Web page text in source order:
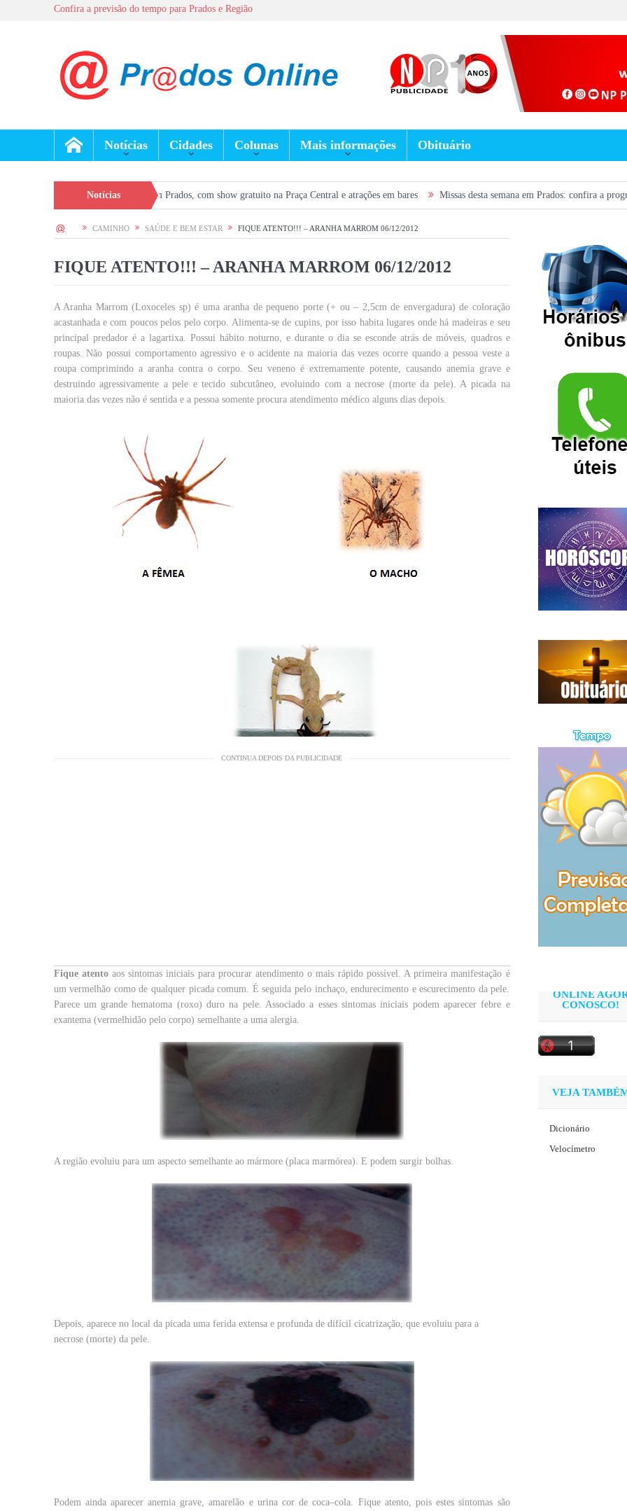
Confira a previsão do tempo para Prados e Região
Notícias Cidades Colunas Mais informações Obituário
Notícias
semana movimentado em Prados, com show gratuito na Praça Central e atrações em bares Missas desta semana em Prados: confira a programação de
HOME CAMINHO SAÚDE E BEM ESTAR FIQUE ATENTO!!! – ARANHA MARROM 06/12/2012
FIQUE ATENTO!!! – ARANHA MARROM 06/12/2012
A Aranha Marrom (Loxoceles sp) é uma aranha de pequeno porte (+ ou – 2,5cm de envergadura) de coloração
acastanhada e com poucos pelos pelo corpo. Alimenta-se de cupins, por isso habita lugares onde há madeiras e seu
principal predador é a lagartixa. Possui hábito noturno, e durante o dia se esconde atrás de móveis, quadros e
roupas. Não possui comportamento agressivo e o acidente na maioria das vezes ocorre quando a pessoa veste a
roupa comprimindo a aranha contra o corpo. Seu veneno é extremamente potente, causando anemia grave e
destruindo agressivamente a pele e tecido subcutâneo, evoluindo com a necrose (morte da pele). A picada na
maioria das vezes não é sentida e a pessoa somente procura atendimento médico alguns dias depois.
CONTINUA DEPOIS DA PUBLICIDADE
Fique atentoaos sintomas iniciais para procurar atendimento o mais rápido possível. A primeira manifestação é
um vermelhão como de qualquer picada comum. É seguida pelo inchaço, endurecimento e escurecimento da pele.
Parece um grande hematoma (roxo) duro na pele. Associado a esses sintomas iniciais podem aparecer febre e
exantema (vermelhidão pelo corpo) semelhante a uma alergia.
A região evoluiu para um aspecto semelhante ao mármore (placa marmórea). E podem surgir bolhas.
Depois, aparece no local da picada uma ferida extensa e profunda de difícil cicatrização, que evoluiu para a
necrose (morte) da pele.
Podem ainda aparecer anemia grave, amarelão e urina cor de coca–cola. Fique atento, pois estes sintomas são
ONLINE
CONOSCO!
VEJA
Dicionário
Velocímetro